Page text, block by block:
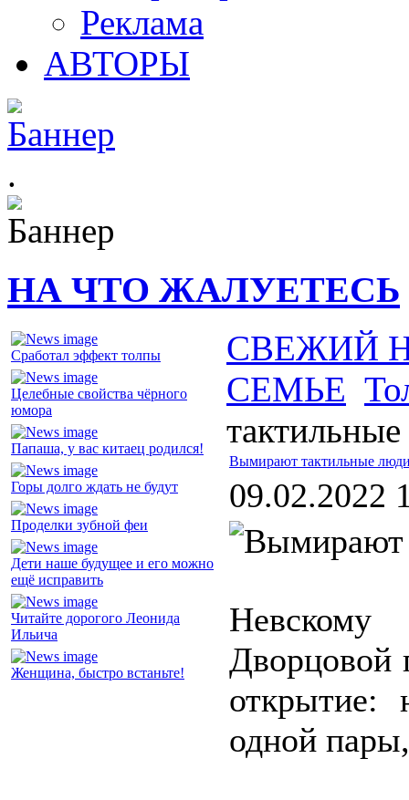
Реклама
АВТОРЫ
.
НА ЧТО ЖАЛУЕТЕСЬ
Сработал эффект толпы
Целебные свойства чёрного
юмора
Папаша, у вас китаец родился!
Горы долго ждать не будут
Проделки зубной феи
Дети наше будущее и его можно
ещё исправить
Читайте дорогого Леонида
Ильича
Женщина, быстро встаньте!
СВЕЖИЙ
СЕМЬЕ
Вымирают тактильные
09.02.2022
Дворцовой
открытие:
одной